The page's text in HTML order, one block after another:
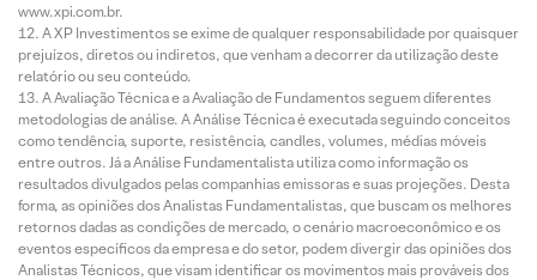
www.xpi.com.br.
A XP Investimentos se exime de qualquer responsabilidade por quaisquer
prejuízos, diretos ou indiretos, que venham a decorrer da utilização deste
relatório ou seu conteúdo.
A Avaliação Técnica e a Avaliação de Fundamentos seguem diferentes
metodologias de análise. A Análise Técnica é executada seguindo conceitos
como tendência, suporte, resistência, candles, volumes, médias móveis
entre outros. Já a Análise Fundamentalista utiliza como informação os
resultados divulgados pelas companhias emissoras e suas projeções. Desta
forma, as opiniões dos Analistas Fundamentalistas, que buscam os melhores
retornos dadas as condições de mercado, o cenário macroeconômico e os
eventos específicos da empresa e do setor, podem divergir das opiniões dos
Analistas Técnicos, que visam identificar os movimentos mais prováveis dos